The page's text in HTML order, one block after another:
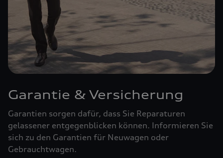
Garantie & Versicherung
Garantien sorgen dafür, dass Sie Reparaturen
gelassener entgegenblicken können. Informieren Sie
sich zu den Garantien für Neuwagen oder
Gebrauchtwagen.